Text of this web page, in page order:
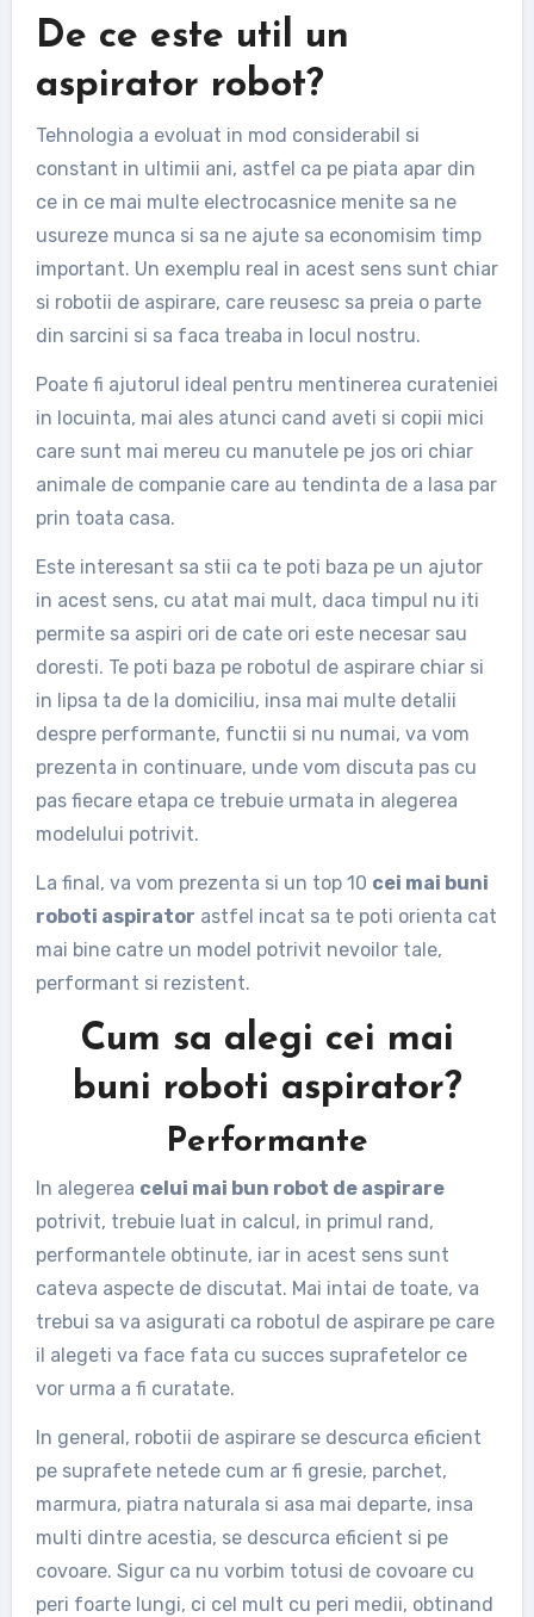
De ce este util un
aspirator robot?
Tehnologia a evoluat in mod considerabil si
constant in ultimii ani, astfel ca pe piata apar din
ce in ce mai multe electrocasnice menite sa ne
usureze munca si sa ne ajute sa economisim timp
important. Un exemplu real in acest sens sunt chiar
si robotii de aspirare, care reusesc sa preia o parte
din sarcini si sa faca treaba in locul nostru.
Poate fi ajutorul ideal pentru mentinerea curateniei
in locuinta, mai ales atunci cand aveti si copii mici
care sunt mai mereu cu manutele pe jos ori chiar
animale de companie care au tendinta de a lasa par
prin toata casa.
Este interesant sa stii ca te poti baza pe un ajutor
in acest sens, cu atat mai mult, daca timpul nu iti
permite sa aspiri ori de cate ori este necesar sau
doresti. Te poti baza pe robotul de aspirare chiar si
in lipsa ta de la domiciliu, insa mai multe detalii
despre performante, functii si nu numai, va vom
prezenta in continuare, unde vom discuta pas cu
pas fiecare etapa ce trebuie urmata in alegerea
modelului potrivit.
La final, va vom prezenta si un top 10 cei mai buni
roboti aspirator astfel incat sa te poti orienta cat
mai bine catre un model potrivit nevoilor tale,
performant si rezistent.
Cum sa alegi cei mai
buni roboti aspirator?
Performante
In alegerea celui mai bun robot de aspirare
potrivit, trebuie luat in calcul, in primul rand,
performantele obtinute, iar in acest sens sunt
cateva aspecte de discutat. Mai intai de toate, va
trebui sa va asigurati ca robotul de aspirare pe care
il alegeti va face fata cu succes suprafetelor ce
vor urma a fi curatate.
In general, robotii de aspirare se descurca eficient
pe suprafete netede cum ar fi gresie, parchet,
marmura, piatra naturala si asa mai departe, insa
multi dintre acestia, se descurca eficient si pe
covoare. Sigur ca nu vorbim totusi de covoare cu
peri foarte lungi, ci cel mult cu peri medii, obtinand